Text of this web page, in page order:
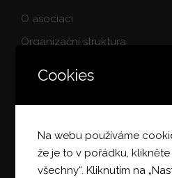
O asociaci
Organizační struktura
Zpracování osobních údajů
Cookies
Na webu používáme
že je to v pořádku, klikněte
všechny“. Kliknutím na